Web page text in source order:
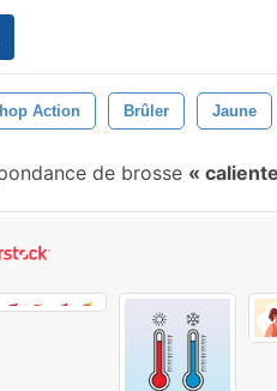
Action Brûler Jaune
de brosse caliente